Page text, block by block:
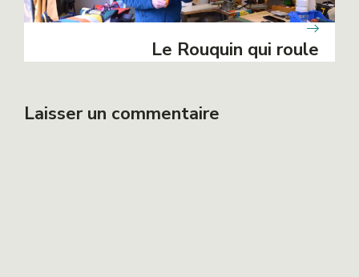
Le Rouquin qui roule
Laisser un commentaire